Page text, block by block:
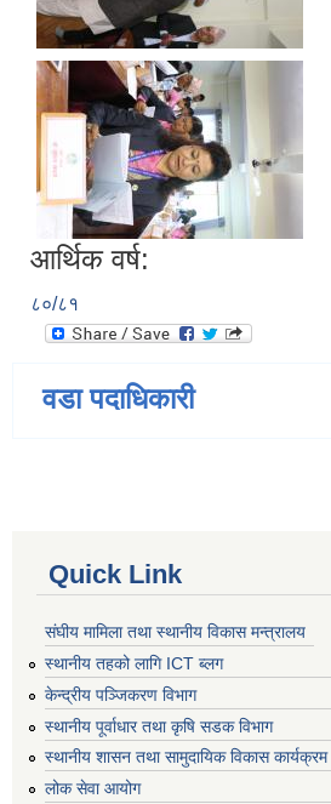
आर्थिक वर्ष:
८०/८१
वडा पदाधिकारी
Quick Link
संघीय मामिला तथा स्थानीय विकास मन्त्रालय
स्थानीय तहको लागि ICT ब्लग
केन्द्रीय पञ्जिकरण विभाग
स्थानीय पूर्वाधार तथा कृषि सडक विभाग
स्थानीय शासन तथा सामुदायिक विकास कार्यक्रम
लोक सेवा आयोग